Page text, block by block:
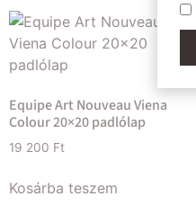
Equipe Art Nouveau Viena
Colour 20×20 padlólap
19 200 Ft
Kosárba teszem